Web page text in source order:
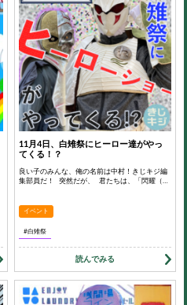
11月4日、白雉祭にヒーロー達がやっ
てくる！？
良い子のみんな、俺の名前は中村！きじキジ編
集部員だ！ 突然だが、 君たちは、「閃耀（…
イベント
#白雉祭
読んでみる